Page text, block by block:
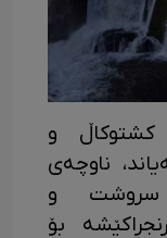
کشتوکاڵ و
ناوچەی
سروشت و
بۆ